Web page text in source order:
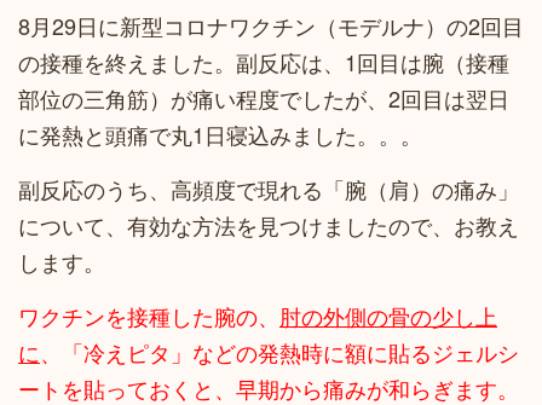
8月29日に新型コロナワクチン（モデルナ）の2回目
の接種を終えました。副反応は、1回目は腕（接種
部位の三角筋）が痛い程度でしたが、2回目は翌日
に発熱と頭痛で丸1日寝込みました。。。
副反応のうち、高頻度で現れる「腕（肩）の痛み」
について、有効な方法を見つけましたので、お教え
します。
ワクチンを接種した腕の、 肘の外側の骨の少し上
に、「冷えピタ」などの発熱時に額に貼るジェルシ
ートを貼っておくと、早期から痛みが和らぎます。